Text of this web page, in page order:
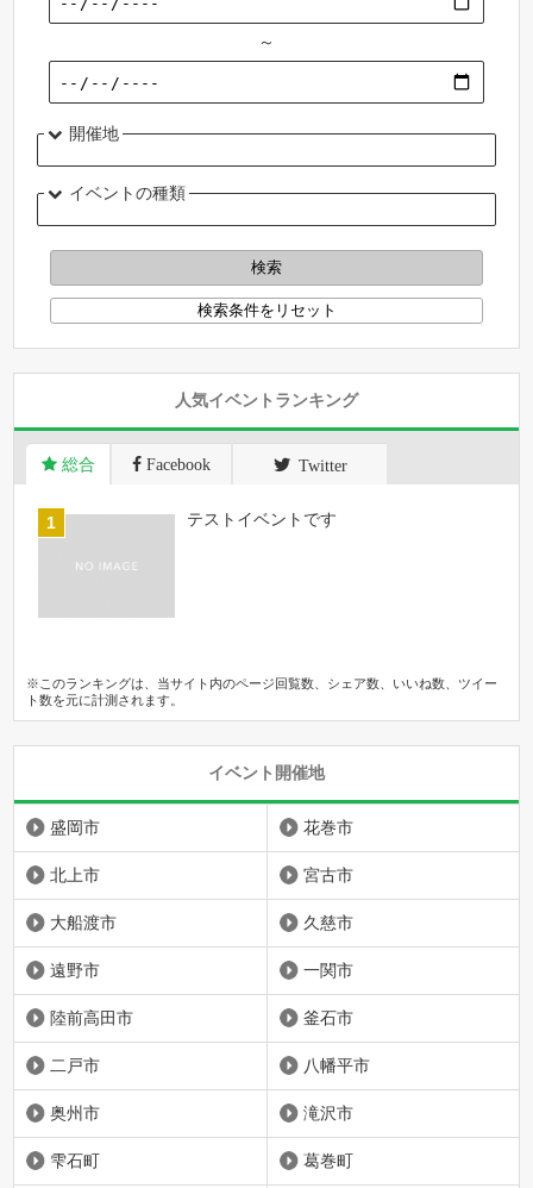
～
開催地
イベントの種類
人気イベントランキング
総合 Facebook Twitter
テストイベントです
※このランキングは、当サイト内のページ回覧数、シェア数、いいね数、ツイー
ト数を元に計測されます。
イベント開催地
盛岡市 花巻市
北上市 宮古市
大船渡市 久慈市
遠野市 一関市
陸前高田市 釜石市
二戸市 八幡平市
奥州市 滝沢市
雫石町 葛巻町